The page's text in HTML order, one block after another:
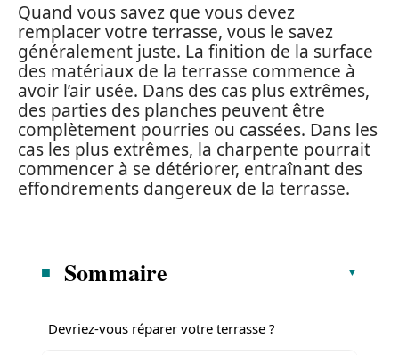
Quand vous savez que vous devez
remplacer votre terrasse, vous le savez
généralement juste. La finition de la surface
des matériaux de la terrasse commence à
avoir l’air usée. Dans des cas plus extrêmes,
des parties des planches peuvent être
complètement pourries ou cassées. Dans les
cas les plus extrêmes, la charpente pourrait
commencer à se détériorer, entraînant des
effondrements dangereux de la terrasse.
Sommaire
Devriez-vous réparer votre terrasse ?